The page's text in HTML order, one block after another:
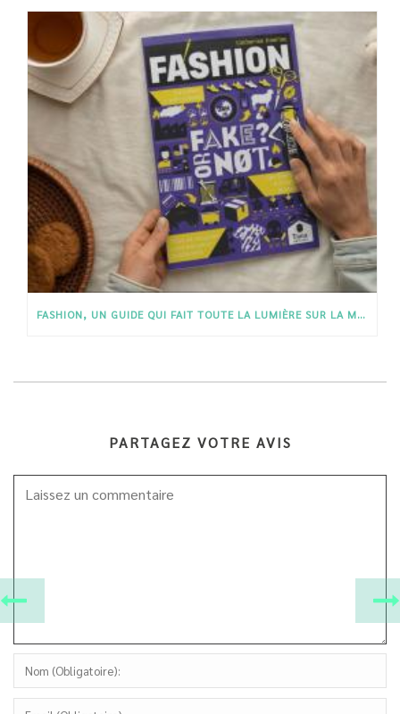
FASHION, UN GUIDE QUI FAIT TOUTE LA LUMIÈRE SUR LA MODE
PARTAGEZ VOTRE AVIS